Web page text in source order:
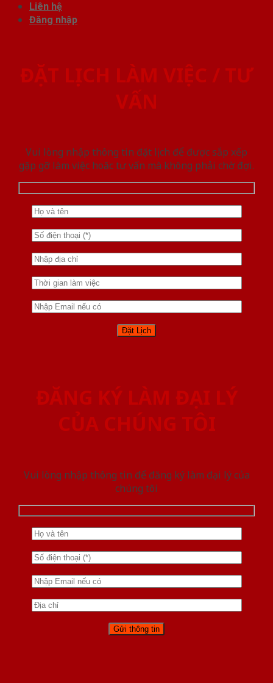
Liên hệ
Đăng nhập
ĐẶT LỊCH LÀM VIỆC / TƯ
VẤN
Vui lòng nhập thông tin đặt lịch để được sắp xếp
gặp gỡ làm việc hoăc tư vấn mà không phải chờ đợi.
ĐĂNG KÝ LÀM ĐẠI LÝ
CỦA CHÚNG TÔI
Vui lòng nhập thông tin để đăng ký làm đại lý của
chúng tôi